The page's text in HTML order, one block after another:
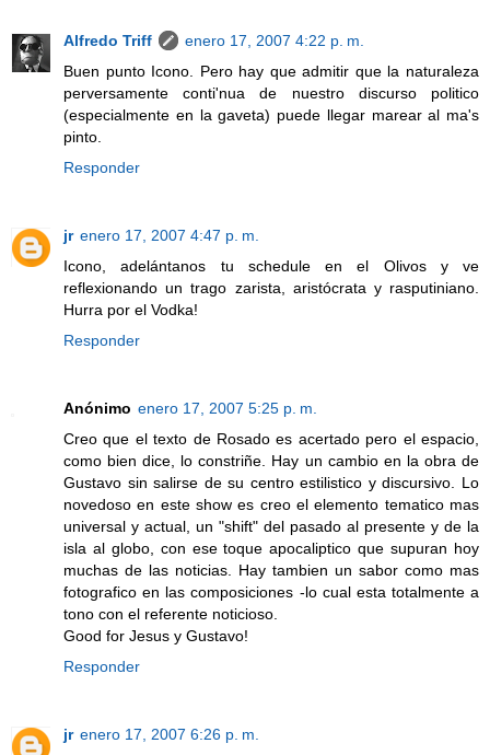
Alfredo Triff
enero 17, 2007 4:22 p. m.
Buen punto Icono. Pero hay que admitir que la naturaleza
perversamente conti'nua de nuestro discurso politico
(especialmente en la gaveta) puede llegar marear al ma's
pinto.
Responder
jr enero 17, 2007 4:47 p. m.
Icono, adelántanos tu schedule en el Olivos y ve
reflexionando un trago zarista, aristócrata y rasputiniano.
Hurra por el Vodka!
Responder
Anónimo enero 17, 2007 5:25 p. m.
Creo que el texto de Rosado es acertado pero el espacio,
como bien dice, lo constriñe. Hay un cambio en la obra de
Gustavo sin salirse de su centro estilistico y discursivo. Lo
novedoso en este show es creo el elemento tematico mas
universal y actual, un "shift" del pasado al presente y de la
isla al globo, con ese toque apocaliptico que supuran hoy
muchas de las noticias. Hay tambien un sabor como mas
fotografico en las composiciones -lo cual esta totalmente a
tono con el referente noticioso.
Good for Jesus y Gustavo!
Responder
jr enero 17, 2007 6:26 p. m.